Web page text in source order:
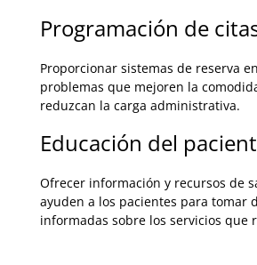
Programación de
Proporcionar sistemas de reserva
problemas que mejoren la
reduzcan la carga administrativa.
Educación del
Ofrecer información y recursos de
ayuden a los pacientes para tomar
informadas sobre los servicios que